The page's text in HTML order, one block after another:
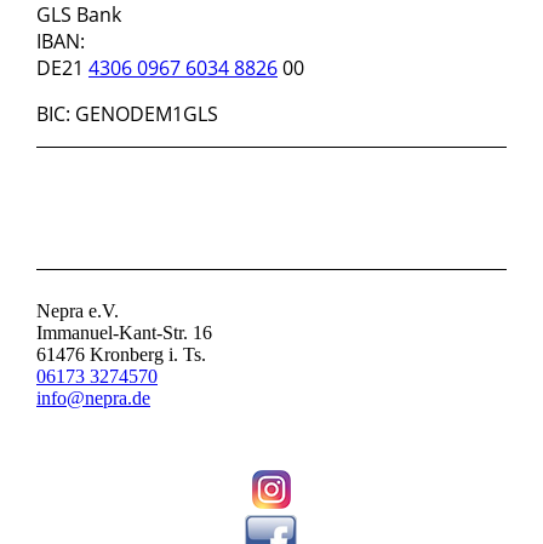
GLS Bank
IBAN:
DE21 4306 0967 6034 882600
BIC: GENODEM1GLS
Nepra e.V.
Immanuel-Kant-Str. 16
61476 Kronberg i. Ts.
06173 3274570
info@nepra.de